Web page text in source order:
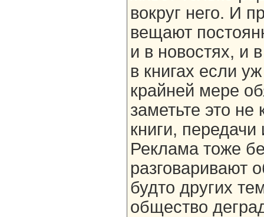
вокруг него. И
вещают
и в новостях, и
в книгах если
крайней мере
заметьте это не
книги,
Реклама тоже
разговаривают
будто других
общество